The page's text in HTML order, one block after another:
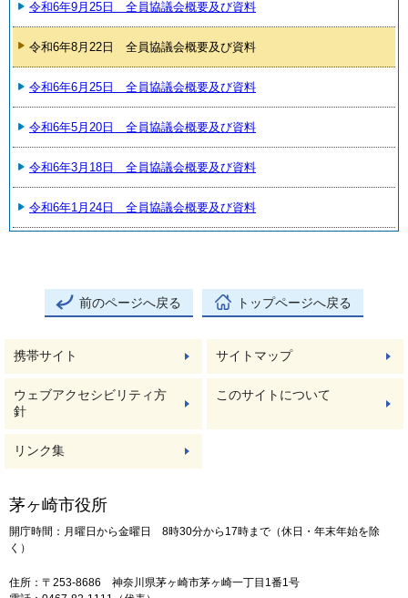
令和6年9月25日 全員協議会概要及び資料
令和6年8月22日 全員協議会概要及び資料
令和6年6月25日 全員協議会概要及び資料
令和6年5月20日 全員協議会概要及び資料
令和6年3月18日 全員協議会概要及び資料
令和6年1月24日 全員協議会概要及び資料
前のページへ戻る トップページへ戻る
携帯サイト サイトマップ
ウェブアクセシビリティ方
針
このサイトについて
リンク集
茅ヶ崎市役所
開庁時間：月曜日から金曜日 8時30分から17時まで（休日・年末年始を除
く）
住所：〒253-8686 神奈川県茅ヶ崎市茅ヶ崎一丁目1番1号